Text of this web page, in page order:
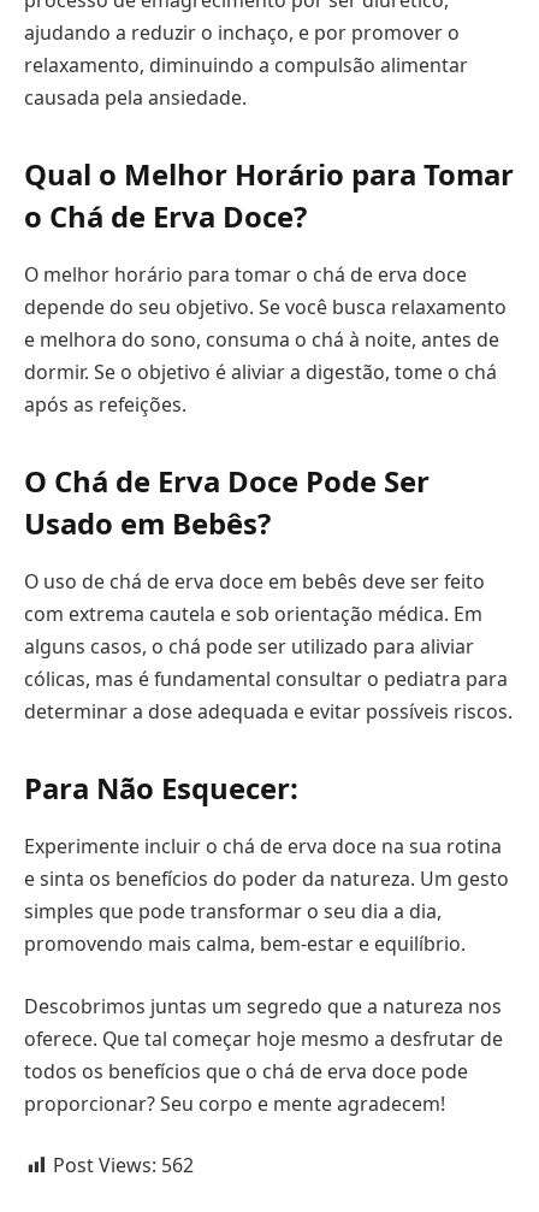
ajudando a reduzir o inchaço, e por promover o
relaxamento, diminuindo a compulsão alimentar
causada pela ansiedade.
Qual o Melhor Horário para Tomar
o Chá de Erva Doce?
O melhor horário para tomar o chá de erva doce
depende do seu objetivo. Se você busca relaxamento
e melhora do sono, consuma o chá à noite, antes de
dormir. Se o objetivo é aliviar a digestão, tome o chá
após as refeições.
O Chá de Erva Doce Pode Ser
Usado em Bebês?
O uso de chá de erva doce em bebês deve ser feito
com extrema cautela e sob orientação médica. Em
alguns casos, o chá pode ser utilizado para aliviar
cólicas, mas é fundamental consultar o pediatra para
determinar a dose adequada e evitar possíveis riscos.
Para Não Esquecer:
Experimente incluir o chá de erva doce na sua rotina
e sinta os benefícios do poder da natureza. Um gesto
simples que pode transformar o seu dia a dia,
promovendo mais calma, bem-estar e equilíbrio.
Descobrimos juntas um segredo que a natureza nos
oferece. Que tal começar hoje mesmo a desfrutar de
todos os benefícios que o chá de erva doce pode
proporcionar? Seu corpo e mente agradecem!
Post Views: 562